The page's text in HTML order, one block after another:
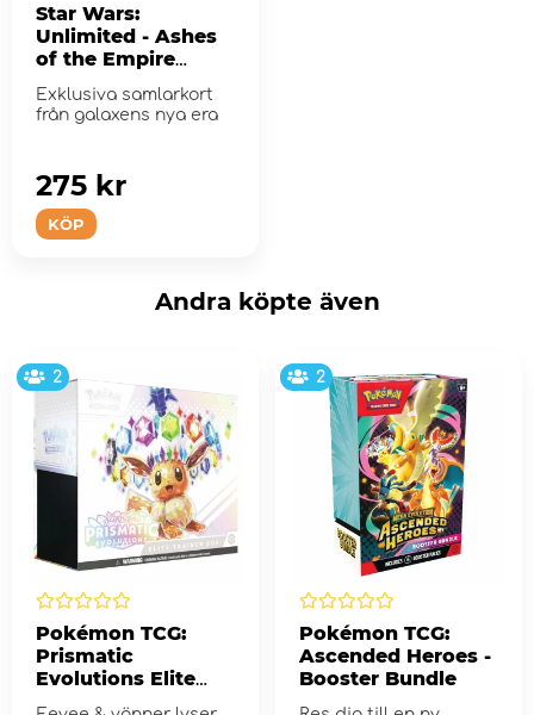
Star Wars:
Unlimited - Ashes
of the Empire
Carbonite Booster
Pack
Exklusiva samlarkort
från galaxens nya era
KÖP
275 kr
Andra köpte även
2
Pokémon TCG:
Prismatic
Evolutions Elite
Trainer Box
2
Pokémon TCG:
Ascended Heroes -
Booster Bundle